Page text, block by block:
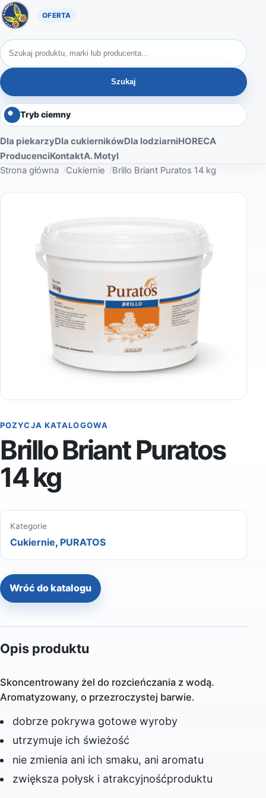
Oferta A. Motyl
Szukaj produktów
Szukaj
Tryb ciemny
Dla piekarzyDla cukiernikówDla lodziarniHORECA
ProducenciKontaktA. Motyl
Strona główna Cukiernie Brillo Briant Puratos 14 kg
POZYCJA KATALOGOWA
Brillo Briant Puratos
14 kg
Kategorie
Cukiernie, PURATOS
Wróć do katalogu
Opis produktu
Skoncentrowany żel do rozcieńczania z wodą.
Aromatyzowany, o przezroczystej barwie.
dobrze pokrywa gotowe wyroby
utrzymuje ich świeżość
nie zmienia ani ich smaku, ani aromatu
zwiększa połysk i atrakcyjnośćproduktu